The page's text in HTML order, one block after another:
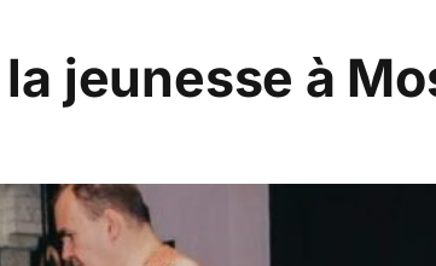
jeunesse à